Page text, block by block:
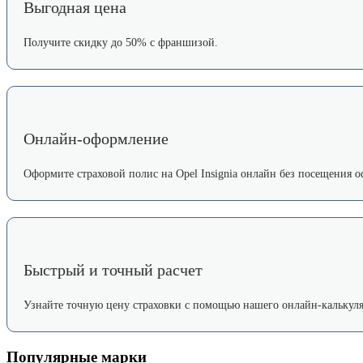
Выгодная цена
Получите скидку до 50% с франшизой.
Онлайн-оформление
Оформите страховой полис на Opel Insignia онлайн без посещения
Быстрый и точный расчет
Узнайте точную цену страховки с помощью нашего онлайн-
Популярные марки